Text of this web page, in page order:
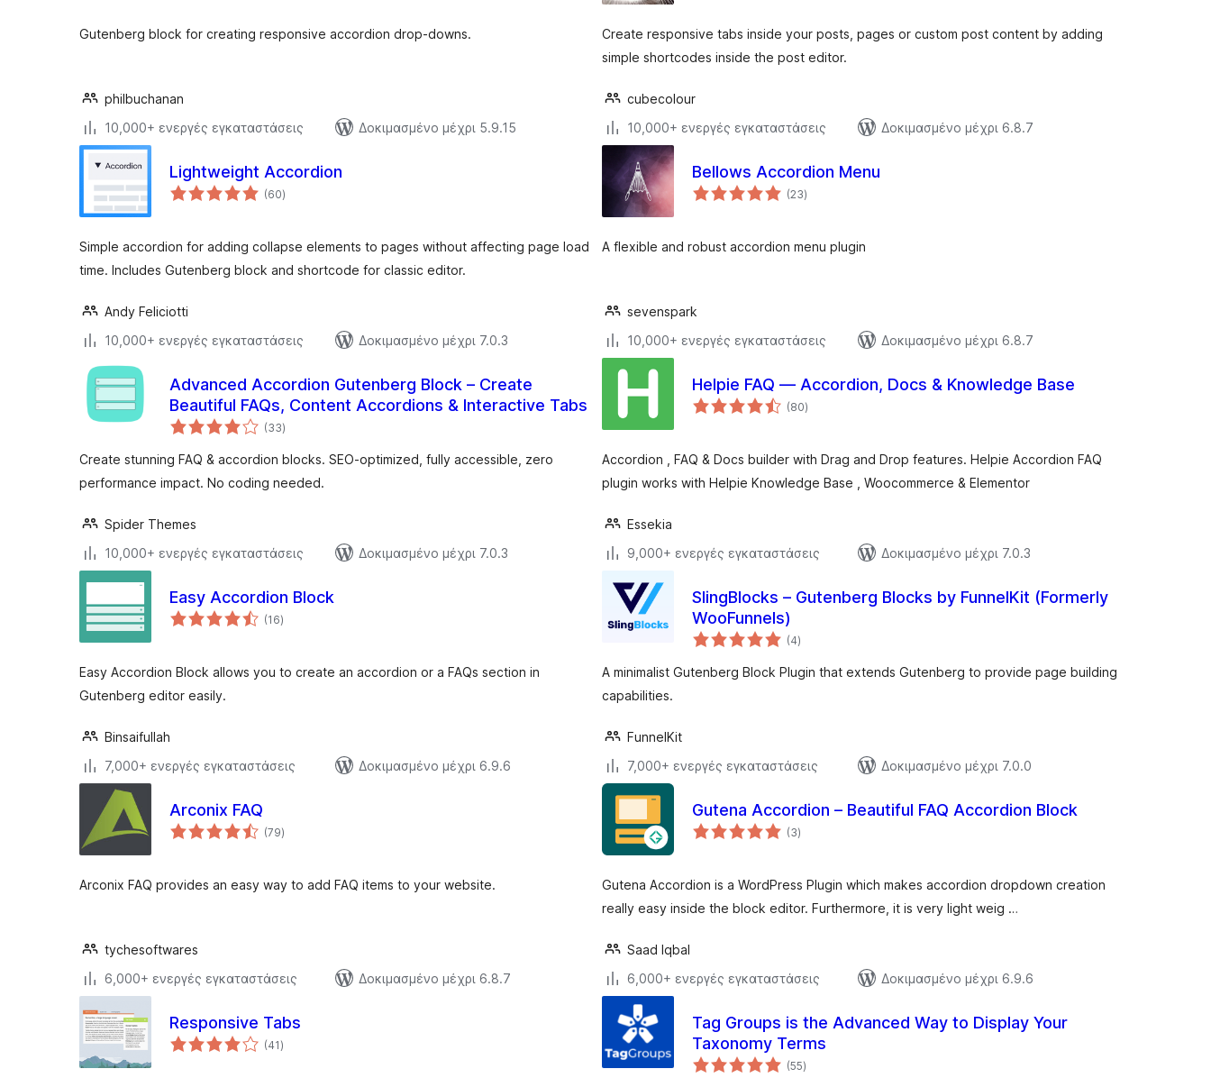
Gutenberg block for creating responsive accordion drop-downs.
philbuchanan
10,000+ ενεργές εγκαταστάσεις
Δοκιμασμένο μέχρι 5.9.15
Create responsive tabs inside your posts, pages or custom post content by adding
simple shortcodes inside the post editor.
cubecolour
10,000+ ενεργές εγκαταστάσεις
Δοκιμασμένο μέχρι 6.8.7
Lightweight Accordion
(60αξιολογήσεις
σύνολο
)
Simple accordion for adding collapse elements to pages without affecting page load
time. Includes Gutenberg block and shortcode for classic editor.
Andy Feliciotti
10,000+ ενεργές εγκαταστάσεις
Δοκιμασμένο μέχρι 7.0.3
Bellows Accordion Menu
(23αξιολογήσεις
σύνολο
)
A flexible and robust accordion menu plugin
sevenspark
10,000+ ενεργές εγκαταστάσεις
Δοκιμασμένο μέχρι 6.8.7
Advanced Accordion Gutenberg Block – Create
Beautiful FAQs, Content Accordions & Interactive Tabs
(33αξιολογήσεις
σύνολο
)
Create stunning FAQ & accordion blocks. SEO-optimized, fully accessible, zero
performance impact. No coding needed.
Spider Themes
10,000+ ενεργές εγκαταστάσεις
Δοκιμασμένο μέχρι 7.0.3
Helpie FAQ — Accordion, Docs & Knowledge Base
(80αξιολογήσεις
σύνολο
)
Accordion , FAQ & Docs builder with Drag and Drop features. Helpie Accordion FAQ
plugin works with Helpie Knowledge Base , Woocommerce & Elementor
Essekia
9,000+ ενεργές εγκαταστάσεις
Δοκιμασμένο μέχρι 7.0.3
Easy Accordion Block
(16αξιολογήσεις
σύνολο
)
Easy Accordion Block allows you to create an accordion or a FAQs section in
Gutenberg editor easily.
Binsaifullah
7,000+ ενεργές εγκαταστάσεις
Δοκιμασμένο μέχρι 6.9.6
SlingBlocks – Gutenberg Blocks by FunnelKit (Formerly
WooFunnels)
(4αξιολογήσεις
σύνολο
)
A minimalist Gutenberg Block Plugin that extends Gutenberg to provide page building
capabilities.
FunnelKit
7,000+ ενεργές εγκαταστάσεις
Δοκιμασμένο μέχρι 7.0.0
Arconix FAQ
(79αξιολογήσεις
σύνολο
)
Arconix FAQ provides an easy way to add FAQ items to your website.
tychesoftwares
6,000+ ενεργές εγκαταστάσεις
Δοκιμασμένο μέχρι 6.8.7
Gutena Accordion – Beautiful FAQ Accordion Block
(3αξιολογήσεις
σύνολο
)
Gutena Accordion is a WordPress Plugin which makes accordion dropdown creation
really easy inside the block editor. Furthermore, it is very light weig …
Saad Iqbal
6,000+ ενεργές εγκαταστάσεις
Δοκιμασμένο μέχρι 6.9.6
Responsive Tabs
(41αξιολογήσεις
σύνολο
)
Tag Groups is the Advanced Way to Display Your
Taxonomy Terms
(55αξιολογήσεις
σύνολο
)